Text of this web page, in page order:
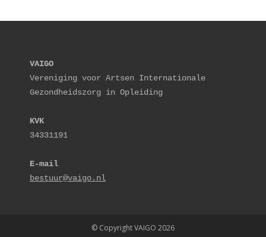
VAIGO
Vereniging voor Artsen Internationale
Gezondheidszorg in Opleiding
KVK
34331191
E-mail
bestuur@vaigo.nl
© Copyright VAIGO 2026